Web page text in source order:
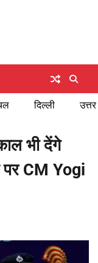
दिल्ली
भी देंगे
CM Yogi